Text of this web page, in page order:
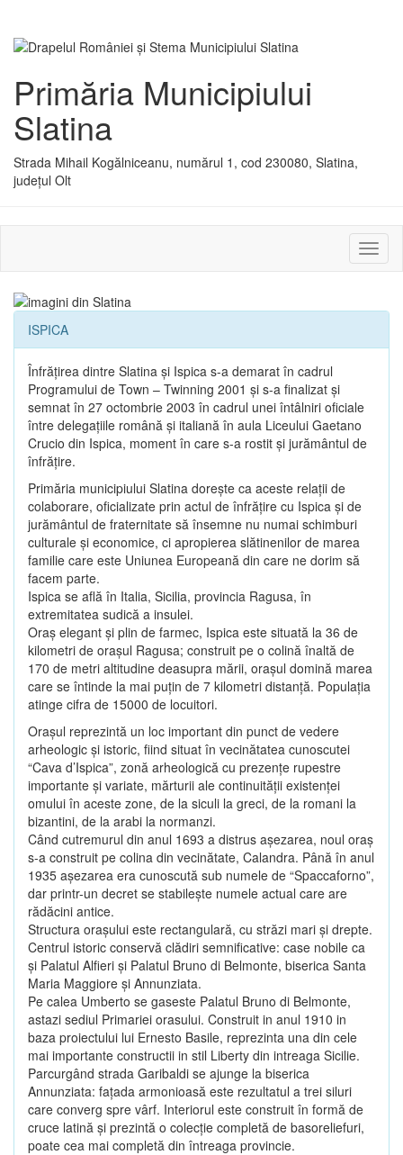
Primăria Municipiului
Slatina
Strada Mihail Kogălniceanu, numărul 1, cod 230080, Slatina,
județul Olt
sau
ISPICA
Înfrăţirea dintre Slatina şi Ispica s-a demarat în cadrul
Programului de Town – Twinning 2001 şi s-a finalizat şi
semnat în 27 octombrie 2003 în cadrul unei întâlniri oficiale
între delegaţiile română şi italiană în aula Liceului Gaetano
Crucio din Ispica, moment în care s-a rostit şi jurământul de
înfrăţire.
Primăria municipiului Slatina doreşte ca aceste relaţii de
colaborare, oficializate prin actul de înfrăţire cu Ispica şi de
jurământul de fraternitate să însemne nu numai schimburi
culturale şi economice, ci apropierea slătinenilor de marea
familie care este Uniunea Europeană din care ne dorim să
facem parte.
Ispica se află în Italia, Sicilia, provincia Ragusa, în
extremitatea sudică a insulei.
Oraş elegant şi plin de farmec, Ispica este situată la 36 de
kilometri de oraşul Ragusa; construit pe o colină înaltă de
170 de metri altitudine deasupra mării, oraşul domină marea
care se întinde la mai puţin de 7 kilometri distanţă. Populaţia
atinge cifra de 15000 de locuitori.
Oraşul reprezintă un loc important din punct de vedere
arheologic şi istoric, fiind situat în vecinătatea cunoscutei
“Cava d’Ispica”, zonă arheologică cu prezenţe rupestre
importante şi variate, mărturii ale continuităţii existenţei
omului în aceste zone, de la siculi la greci, de la romani la
bizantini, de la arabi la normanzi.
Când cutremurul din anul 1693 a distrus aşezarea, noul oraş
s-a construit pe colina din vecinătate, Calandra. Până în anul
1935 aşezarea era cunoscută sub numele de “Spaccaforno”,
dar printr-un decret se stabileşte numele actual care are
rădăcini antice.
Structura oraşului este rectangulară, cu străzi mari şi drepte.
Centrul istoric conservă clădiri semnificative: case nobile ca
şi Palatul Alfieri şi Palatul Bruno di Belmonte, biserica Santa
Maria Maggiore şi Annunziata.
Pe calea Umberto se gaseste Palatul Bruno di Belmonte,
astazi sediul Primariei orasului. Construit in anul 1910 in
baza proiectului lui Ernesto Basile, reprezinta una din cele
mai importante constructii in stil Liberty din intreaga Sicilie.
Parcurgând strada Garibaldi se ajunge la biserica
Annunziata: faţada armonioasă este rezultatul a trei siluri
care converg spre vârf. Interiorul este construit în formă de
cruce latină şi prezintă o colecţie completă de basoreliefuri,
poate cea mai completă din întreaga provincie.